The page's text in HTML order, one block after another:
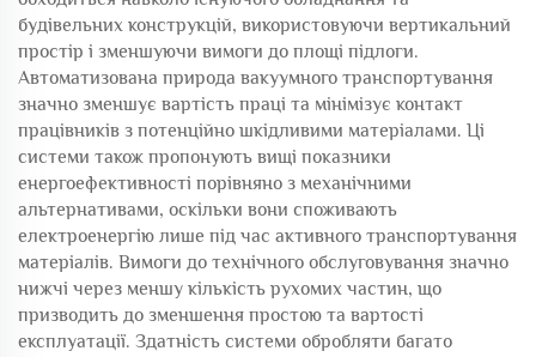
будівельних конструкцій, використовуючи вертикальний
простір і зменшуючи вимоги до площі підлоги.
Автоматизована природа вакуумного транспортування
значно зменшує вартість праці та мінімізує контакт
працівників з потенційно шкідливими матеріалами. Ці
системи також пропонують вищі показники
енергоефективності порівняно з механічними
альтернативами, оскільки вони споживають
електроенергію лише під час активного транспортування
матеріалів. Вимоги до технічного обслуговування значно
нижчі через меншу кількість рухомих частин, що
призводить до зменшення простою та вартості
експлуатації. Здатність системи обробляти багато